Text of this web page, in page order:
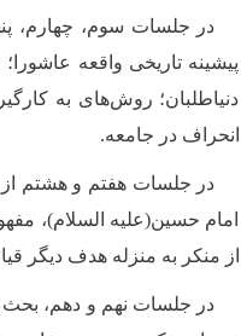
در جلسات سوم، چهارم،
پیشینه تاریخى واقعه
دنیاطلبان؛ روش‌هاى به
انحراف در جامعه.
در جلسات هفتم و هشتم
امام حسین(علیه السلام)،
از منكر به منزله هدف دیگر
در جلسات نهم و دهم، بحث